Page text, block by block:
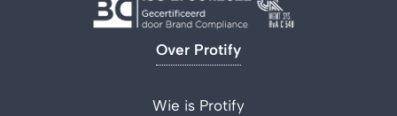
Over Protify
Wie is Protify